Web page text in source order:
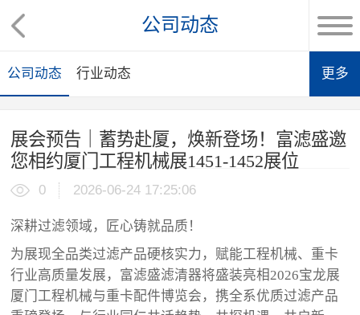
公司动态
公司动态 行业动态 更多
展会预告｜蓄势赴厦，焕新登场！富滤盛邀
您相约厦门工程机械展1451-1452展位
0 2026-06-24 17:25:06
深耕过滤领域，匠心铸就品质！
为展现全品类过滤产品硬核实力，赋能工程机械、重卡
行业高质量发展，富滤盛滤清器将盛装亮相2026宝龙展
厦门工程机械与重卡配件博览会，携全系优质过滤产品